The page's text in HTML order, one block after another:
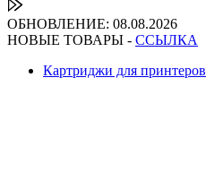
ОБНОВЛЕНИЕ: 08.08.2026
НОВЫЕ ТОВАРЫ - ССЫЛКА
Картриджи для принтеров